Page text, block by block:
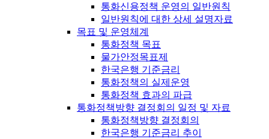
통화신용정책 운영의 일반원칙
일반원칙에 대한 상세 설명자료
목표 및 운영체계
통화정책 목표
물가안정목표제
한국은행 기준금리
통화정책의 실제운영
통화정책 효과의 파급
통화정책방향 결정회의 일정 및 자료
통화정책방향 결정회의
한국은행 기준금리 추이